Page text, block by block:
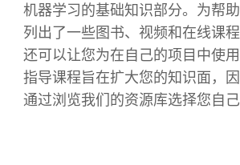
机器学习的基础知识部分。为帮
列出了一些图书、视频和在线课
还可以让您为在自己的项目中使
指导课程旨在扩大您的知识面，
通过浏览我们的资源库选择您自己